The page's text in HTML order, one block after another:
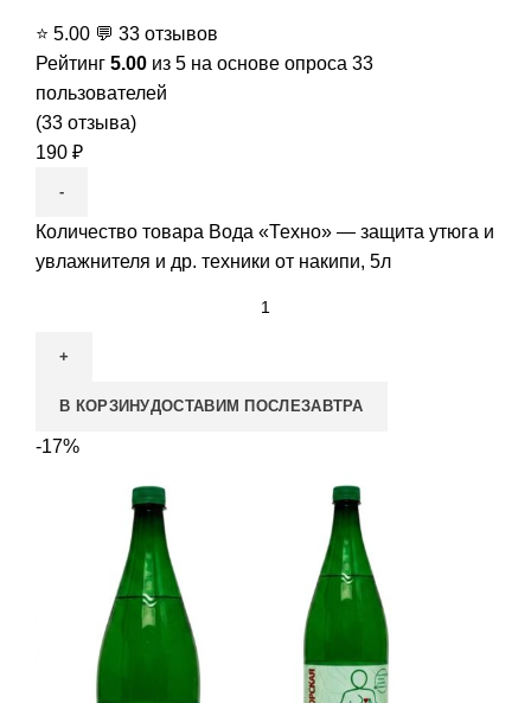
⭐ 5.00 💬 33 отзывов
Рейтинг 5.00 из 5 на основе опроса 33
пользователей
(33 отзыва)
190 ₽
Количество товара Вода «Техно» — защита утюга и
увлажнителя и др. техники от накипи, 5л
В КОРЗИНУДОСТАВИМ ПОСЛЕЗАВТРА
-17%